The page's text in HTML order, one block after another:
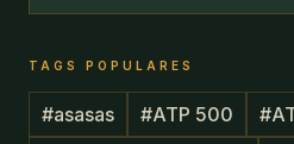
TAGS POPULARES
#asasas #ATP 500 #